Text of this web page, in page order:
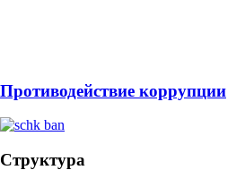
Противодействие коррупции
Структура